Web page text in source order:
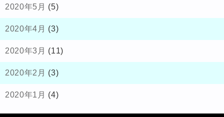
2020年5月 (5)
2020年4月 (3)
2020年3月 (11)
2020年2月 (3)
2020年1月 (4)